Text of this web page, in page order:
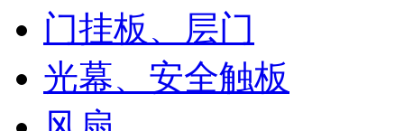
门挂板、层门
光幕、安全触板